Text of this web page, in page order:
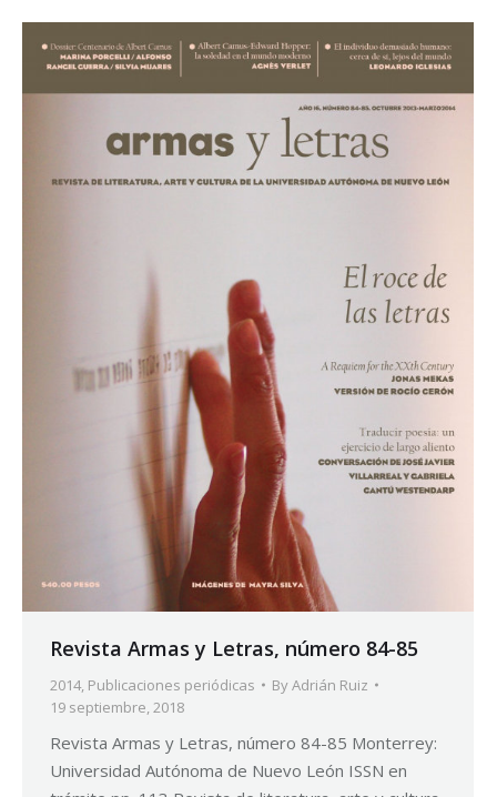
Revista Armas y Letras, número 84-85
2014, Publicaciones periódicas ByAdrián Ruiz
19 septiembre, 2018
Revista Armas y Letras, número 84-85 Monterrey:
Universidad Autónoma de Nuevo León ISSN en